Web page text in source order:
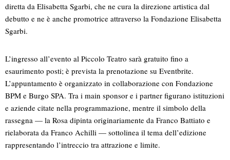
diretta da Elisabetta Sgarbi, che ne cura la direzione artistica dal
debutto e ne è anche promotrice attraverso la Fondazione Elisabetta
Sgarbi.
L’ingresso all’evento al Piccolo Teatro sarà gratuito fino a
esaurimento posti; è prevista la prenotazione su Eventbrite.
L’appuntamento è organizzato in collaborazione con Fondazione
BPM e Burgo SPA. Tra i main sponsor e i partner figurano istituzioni
e aziende citate nella programmazione, mentre il simbolo della
rassegna — la Rosa dipinta originariamente da Franco Battiato e
rielaborata da Franco Achilli — sottolinea il tema dell’edizione
rappresentando l’intreccio tra attrazione e limite.